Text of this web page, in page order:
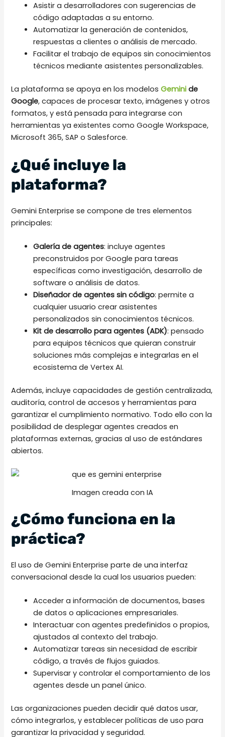
Asistir a desarrolladores con sugerencias de
código adaptadas a su entorno.
Automatizar la generación de contenidos,
respuestas a clientes o análisis de mercado.
Facilitar el trabajo de equipos sin conocimientos
técnicos mediante asistentes personalizables.
La plataforma se apoya en los modelosGemini de
Google, capaces de procesar texto, imágenes y otros
formatos, y está pensada para integrarse con
herramientas ya existentes como Google Workspace,
Microsoft 365, SAP o Salesforce.
¿Qué incluye la
plataforma?
Gemini Enterprise se compone de tres elementos
principales:
Galería de agentes: incluye agentes
preconstruidos por Google para tareas
específicas como investigación, desarrollo de
software o análisis de datos.
Diseñador de agentes sin código: permite a
cualquier usuario crear asistentes
personalizados sin conocimientos técnicos.
Kit de desarrollo para agentes (ADK): pensado
para equipos técnicos que quieran construir
soluciones más complejas e integrarlas en el
ecosistema de Vertex AI.
Además, incluye capacidades de gestión centralizada,
auditoría, control de accesos y herramientas para
garantizar el cumplimiento normativo. Todo ello con la
posibilidad de desplegar agentes creados en
plataformas externas, gracias al uso de estándares
abiertos.
Imagen creada con IA
¿Cómo funciona en la
práctica?
El uso de Gemini Enterprise parte de una interfaz
conversacional desde la cual los usuarios pueden:
Acceder a información de documentos, bases
de datos o aplicaciones empresariales.
Interactuar con agentes predefinidos o propios,
ajustados al contexto del trabajo.
Automatizar tareas sin necesidad de escribir
código, a través de flujos guiados.
Supervisar y controlar el comportamiento de los
agentes desde un panel único.
Las organizaciones pueden decidir qué datos usar,
cómo integrarlos, y establecer políticas de uso para
garantizar la privacidad y seguridad.